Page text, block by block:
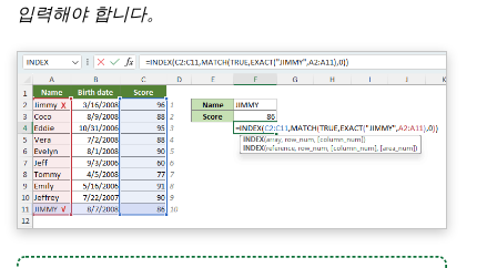
입력해야 합니다。